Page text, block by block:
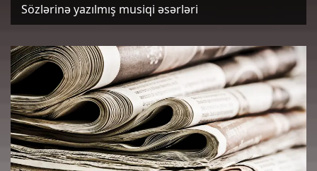
Sözlərinə yazılmış musiqi əsərləri